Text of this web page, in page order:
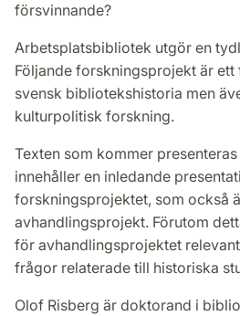
försvinnande?
Arbetsplatsbibliotek utgör en
Följande forskningsprojekt är
svensk bibliotekshistoria men
kulturpolitisk forskning.
Texten som kommer
innehåller en inledande
forskningsprojektet, som också
avhandlingsprojekt. Förutom
för avhandlingsprojektet
frågor relaterade till historiska
Olof Risberg är doktorand i